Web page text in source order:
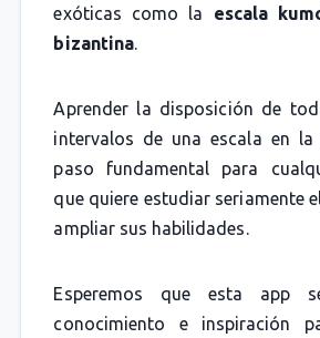
exóticas como la escala
bizantina.
Aprender la disposición de
intervalos de una escala en
paso fundamental para
que quiere estudiar seriamente
ampliar sus habilidades.
Esperemos que esta app
conocimiento e inspiración